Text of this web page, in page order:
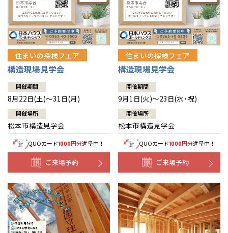
住まいの探検フェア
構造現場見学会
開催期間
8月22日(土)～31日(月)
開催場所
松本市構造見学会
QUOカード1000円分進呈中！
ご来場予約
住まいの探検フェア
構造現場見学会
開催期間
9月1日(火)～23日(水・祝)
開催場所
松本市構造見学会
QUOカード1000円分進呈中！
ご来場予約